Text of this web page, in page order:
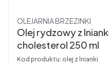
Producent
OLEJARNIA BRZEZINKI
Olej rydzowy z
cholesterol 250 ml
Kod produktu: olej z lnianki